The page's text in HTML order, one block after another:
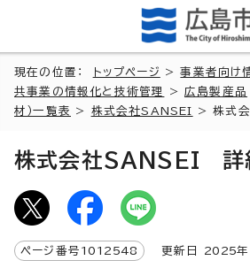
現在の位置： トップページ >事業者向け
共事業の情報化と技術管理
>広島製産品
材）一覧表
> 株式会社SANSEI > 株式
株式会社SANSEI 詳
ページ番号 1012548 更新日 2025